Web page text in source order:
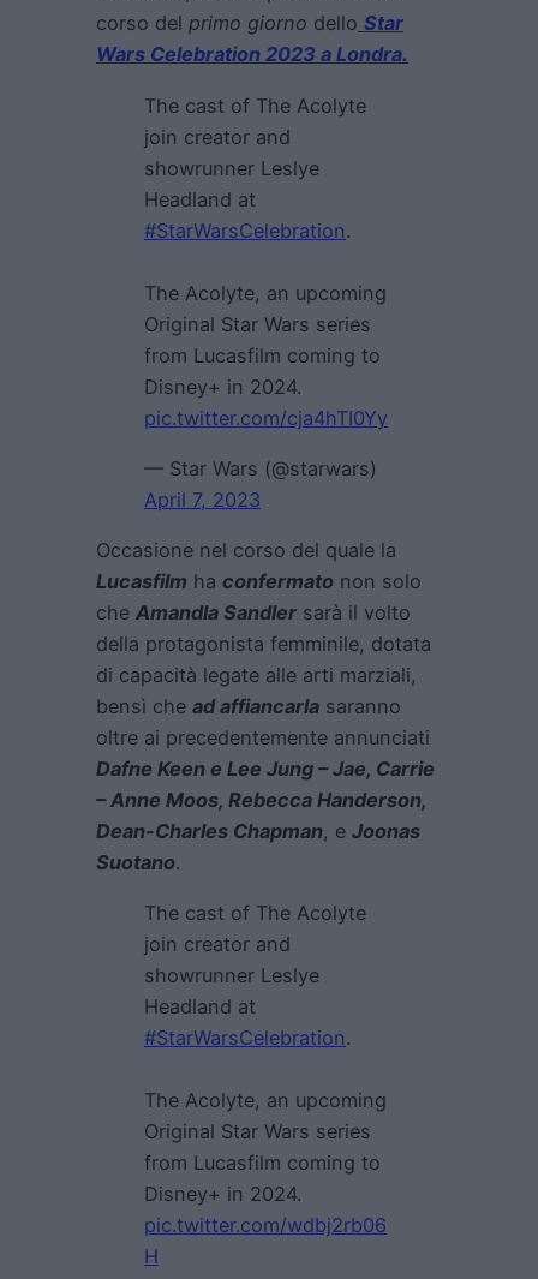
corso del primo giorno dello Star
Wars Celebration 2023 a Londra.
The cast of The Acolyte
join creator and
showrunner Leslye
Headland at
#StarWarsCelebration.
The Acolyte, an upcoming
Original Star Wars series
from Lucasfilm coming to
Disney+ in 2024.
pic.twitter.com/cja4hTI0Yy
— Star Wars (@starwars)
April 7, 2023
Occasione nel corso del quale la
Lucasfilm ha confermato non solo
che Amandla Sandler sarà il volto
della protagonista femminile, dotata
di capacità legate alle arti marziali,
bensì che ad affiancarla saranno
oltre ai precedentemente annunciati
Dafne Keen e Lee Jung – Jae, Carrie
– Anne Moos, Rebecca Handerson,
Dean-Charles Chapman, e Joonas
Suotano.
The cast of The Acolyte
join creator and
showrunner Leslye
Headland at
#StarWarsCelebration.
The Acolyte, an upcoming
Original Star Wars series
from Lucasfilm coming to
Disney+ in 2024.
pic.twitter.com/wdbj2rb06
H